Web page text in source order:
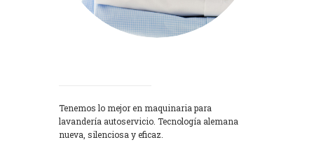
Tenemos lo mejor en maquinaria para
lavandería autoservicio. Tecnología alemana
nueva, silenciosa y eficaz.